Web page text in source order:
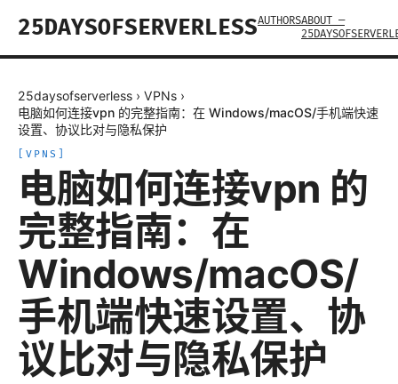
25DAYSOFSERVERLESSAUTHORSABOUT —
25daysofserverless › VPNs ›
电脑如何连接vpn 的完整指南：在 Windows/macOS/手机端快速
设置、协议比对与隐私保护
VPNS
电脑如何连接vpn 的
完整指南：在
Windows/macOS/
手机端快速设置、协
议比对与隐私保护